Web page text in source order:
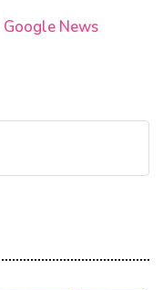
Google News